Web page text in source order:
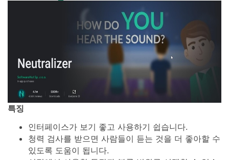
특징
인터페이스가 보기 좋고 사용하기 쉽습니다.
청력 검사를 받으면 사람들이 듣는 것을 더 좋아할 수
있도록 도움이 됩니다.